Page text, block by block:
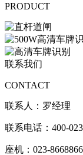
PRODUCT
联系我们
CONTACT
联系人：罗经理
联系电话：400-
座机：023-